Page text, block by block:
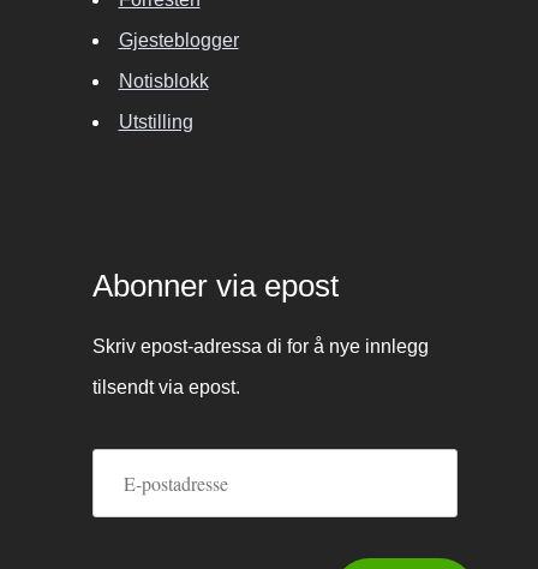
Gjesteblogger
Notisblokk
Utstilling
Abonner via epost
Skriv epost-adressa di for å nye innlegg
tilsendt via epost.